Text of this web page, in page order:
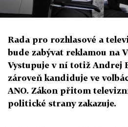
Rada pro rozhlasové a
bude zabývat reklamou na
Vystupuje v ní totiž Andrej
zároveň kandiduje ve
ANO. Zákon přitom
politické strany zakazuje.